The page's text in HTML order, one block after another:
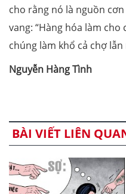
cho rằng nó là nguồn
vang: “Hàng hóa làm
chúng làm khổ cả chợ lẫn
Nguyễn Hàng Tình
BÀI VIẾT LIÊN